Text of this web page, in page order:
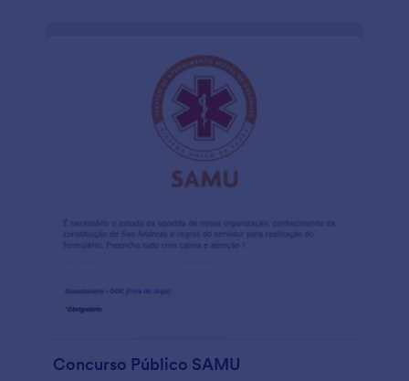
Concurso Público SAMU